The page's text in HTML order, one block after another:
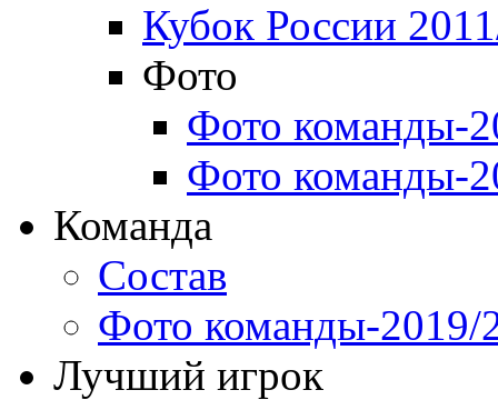
Кубок России
Фото
Фото команды-
Фото команды-
Команда
Состав
Фото команды-2019/
Лучший игрок